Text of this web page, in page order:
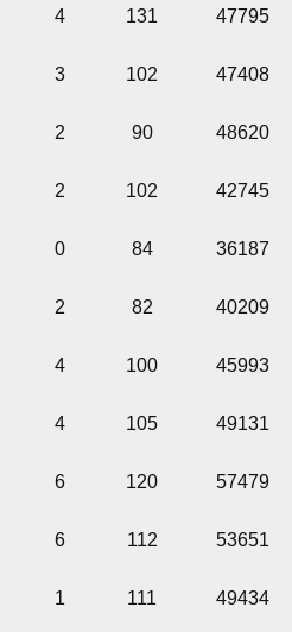
4 131 47795
3 102 47408
2 90 48620
2 102 42745
0 84 36187
2 82 40209
4 100 45993
4 105 49131
6 120 57479
6 112 53651
1 111 49434